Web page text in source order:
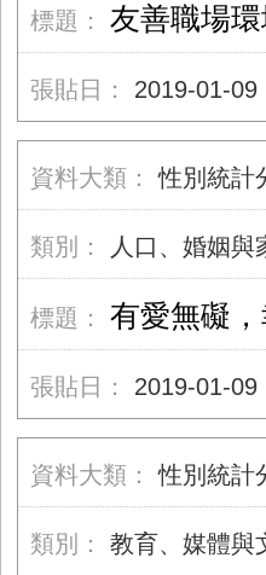
友善職場
2019-01-09
性別統計
人口、婚姻與
有愛無礙
2019-01-09
性別統計
教育、媒體與